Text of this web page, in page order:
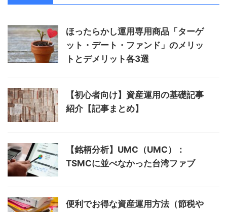
ほったらかし運用専用商品「ターゲ
ット・デート・ファンド」のメリッ
トとデメリット各3選
【初心者向け】資産運用の基礎記事
紹介【記事まとめ】
【銘柄分析】UMC（UMC）：
TSMCに並べなかった台湾ファブ
便利でお得な資産運用方法（節税や